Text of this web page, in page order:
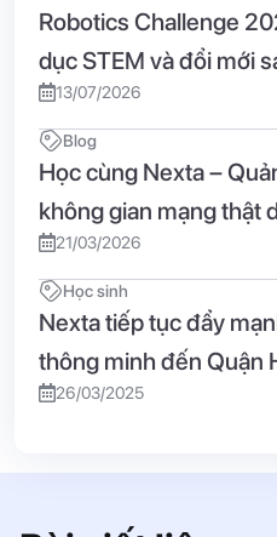
Robotics Challenge
dục STEM và đổi mới
13/07/2026
Blog
Học cùng Nexta –
không gian mạng thật
21/03/2026
Học sinh
Nexta tiếp tục đẩy
thông minh đến Quận
26/03/2025